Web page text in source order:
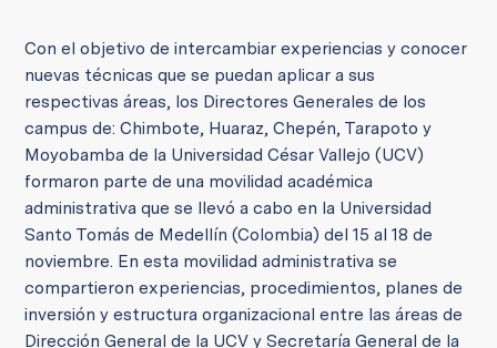
Con el objetivo de intercambiar experiencias y conocer
nuevas técnicas que se puedan aplicar a sus
respectivas áreas, los Directores Generales de los
campus de: Chimbote, Huaraz, Chepén, Tarapoto y
Moyobamba de la Universidad César Vallejo (UCV)
formaron parte de una movilidad académica
administrativa que se llevó a cabo en la Universidad
Santo Tomás de Medellín (Colombia) del 15 al 18 de
noviembre. En esta movilidad administrativa se
compartieron experiencias, procedimientos, planes de
inversión y estructura organizacional entre las áreas de
Dirección General de la UCV y Secretaría General de la